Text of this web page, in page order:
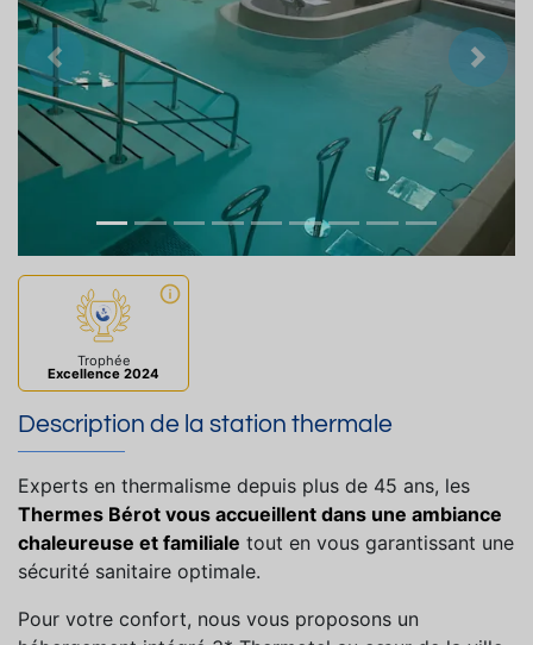
Précedent
Trophée
Excellence 2024
Description de la station thermale
Experts en thermalisme depuis plus de 45 ans, les
Thermes Bérot vous accueillent dans une ambiance
chaleureuse et familiale tout en vous garantissant une
sécurité sanitaire optimale.
Pour votre confort, nous vous proposons un